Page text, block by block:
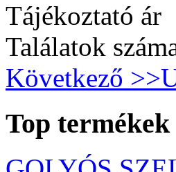
Tájékoztató ár
Találatok
Következő >>
Top termékek